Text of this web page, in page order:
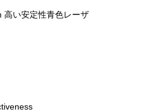
高い安定性青色レーザ